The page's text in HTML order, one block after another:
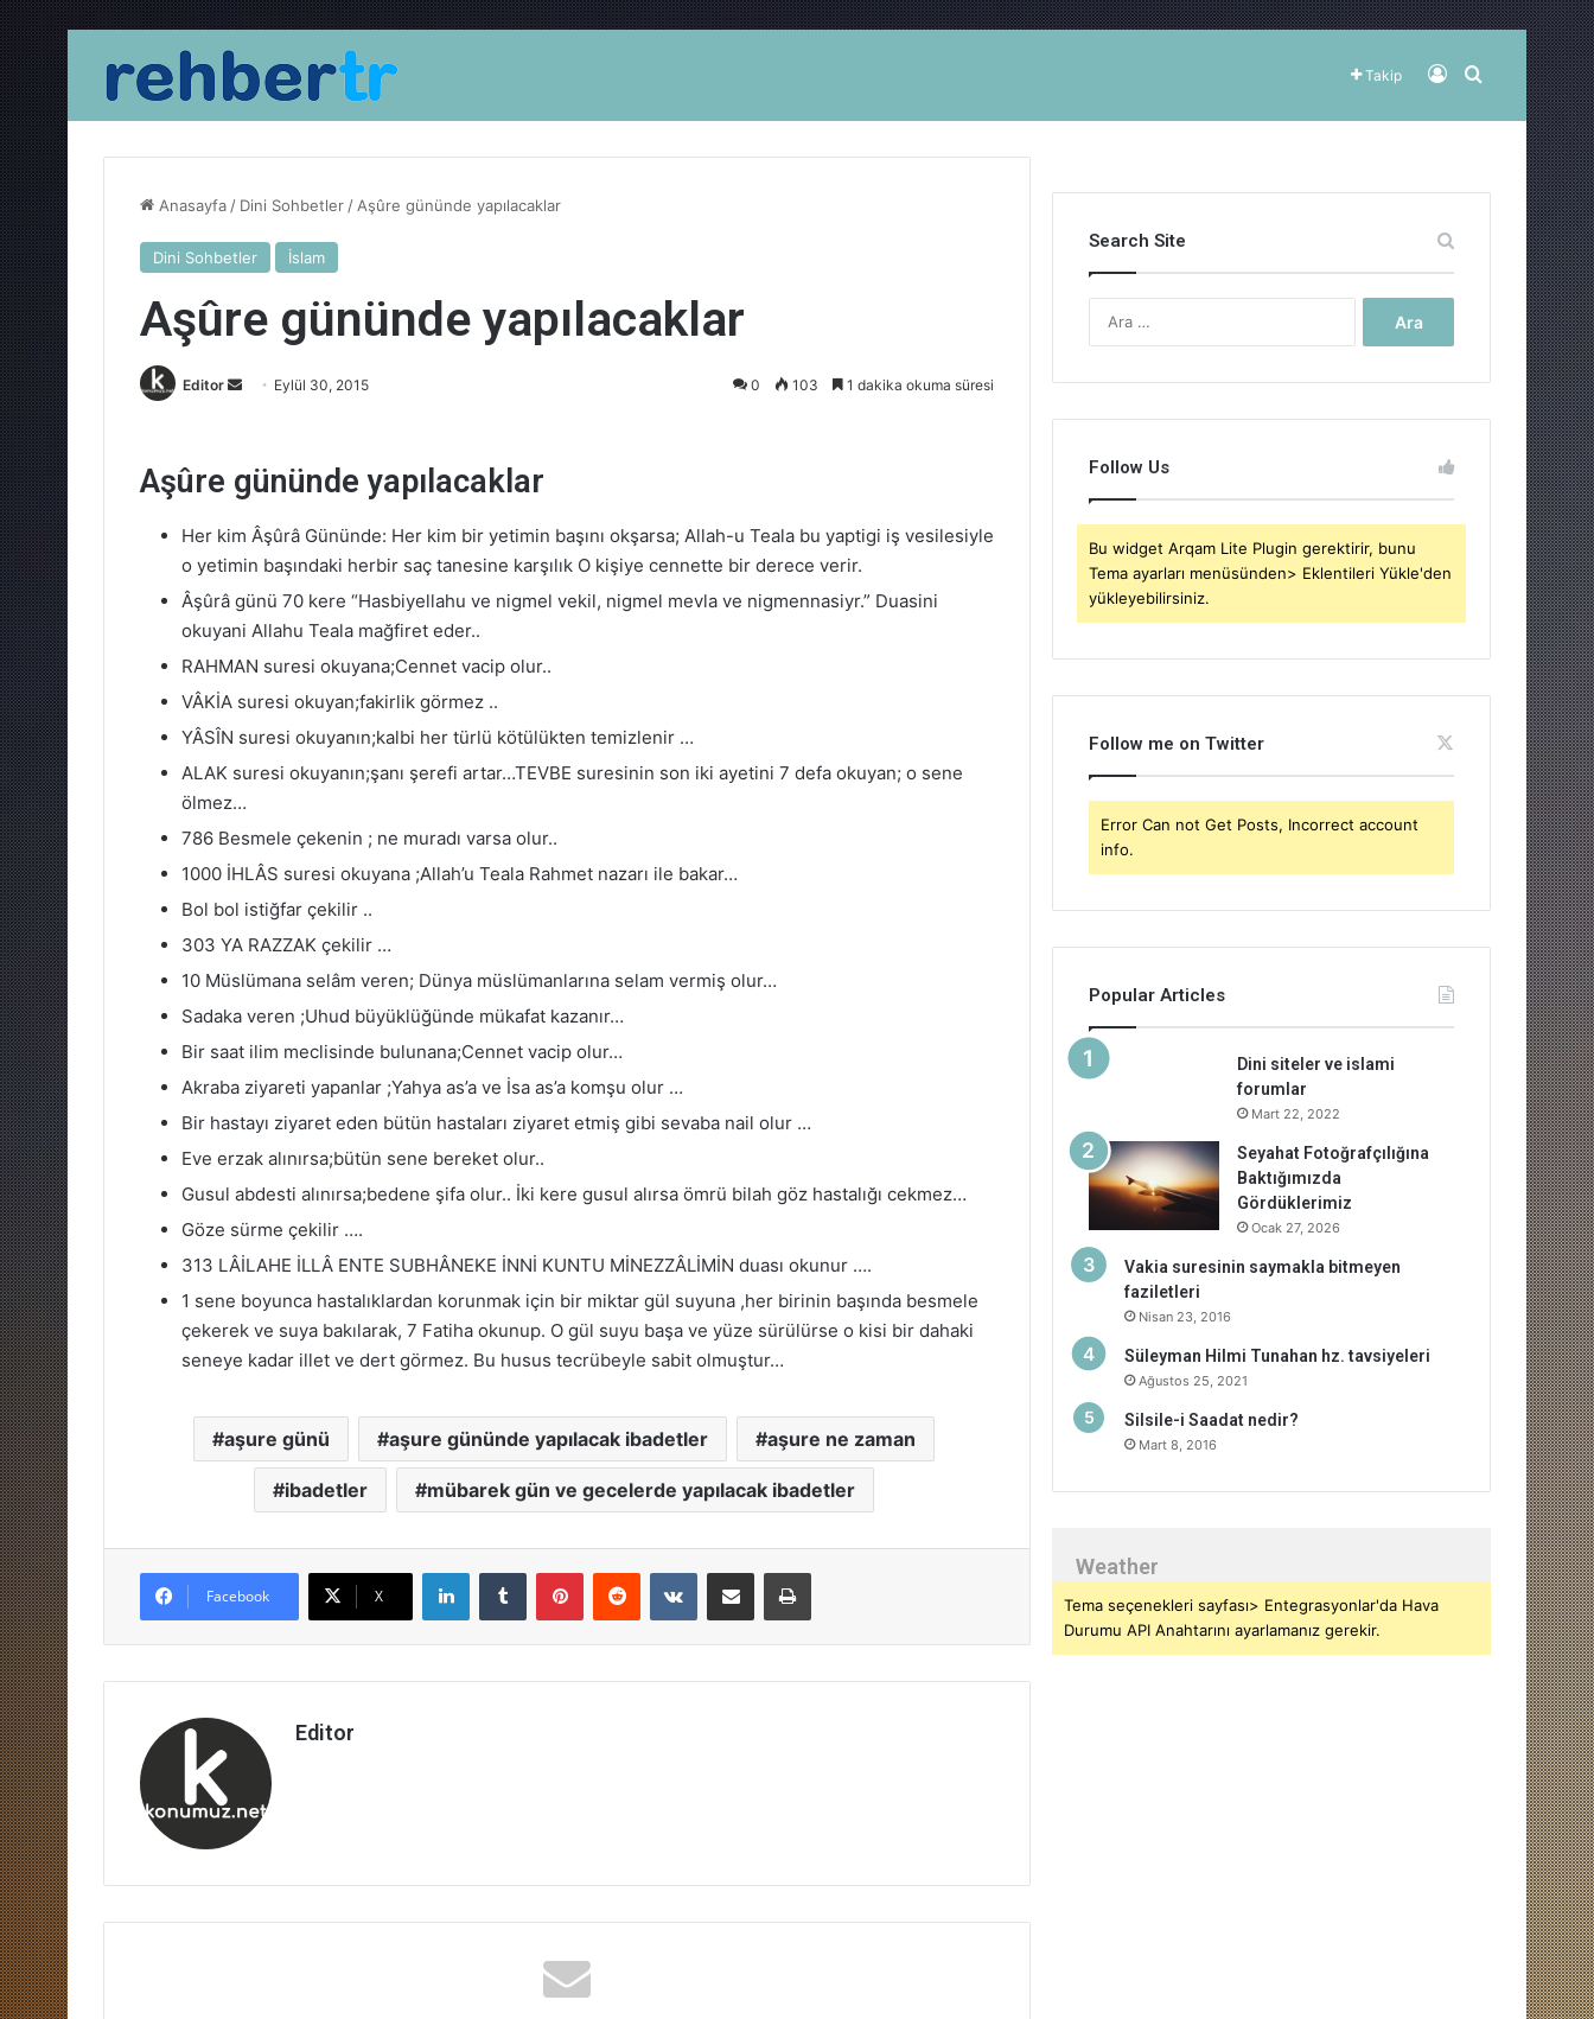
Takip Kayıt OlArama yap
Anasayfa / Dini Sohbetler / Aşûre gününde yapılacaklar
Dini Sohbetler İslam
Aşûre gününde yapılacaklar
Editor
Bir
göndermek
Eylül 30, 2015 0 103 1 dakika okuma süresi
Aşûre gününde yapılacaklar
Her kim Âşûrâ Gününde: Her kim bir yetimin başını okşarsa; Allah-u Teala bu yaptigi iş vesilesiyle
o yetimin başındaki herbir saç tanesine karşılık O kişiye cennette bir derece verir.
Âşûrâ günü 70 kere “Hasbiyellahu ve nigmel vekil, nigmel mevla ve nigmennasiyr.” Duasini
okuyani Allahu Teala mağfiret eder..
RAHMAN suresi okuyana;Cennet vacip olur..
VÂKİA suresi okuyan;fakirlik görmez ..
YÂSÎN suresi okuyanın;kalbi her türlü kötülükten temizlenir …
ALAK suresi okuyanın;şanı şerefi artar…TEVBE suresinin son iki ayetini 7 defa okuyan; o sene
ölmez…
786 Besmele çekenin ; ne muradı varsa olur..
1000 İHLÂS suresi okuyana ;Allah’u Teala Rahmet nazarı ile bakar…
Bol bol istiğfar çekilir ..
303 YA RAZZAK çekilir …
10 Müslümana selâm veren; Dünya müslümanlarına selam vermiş olur…
Sadaka veren ;Uhud büyüklüğünde mükafat kazanır…
Bir saat ilim meclisinde bulunana;Cennet vacip olur…
Akraba ziyareti yapanlar ;Yahya as’a ve İsa as’a komşu olur …
Bir hastayı ziyaret eden bütün hastaları ziyaret etmiş gibi sevaba nail olur …
Eve erzak alınırsa;bütün sene bereket olur..
Gusul abdesti alınırsa;bedene şifa olur.. İki kere gusul alırsa ömrü bilah göz hastalığı cekmez…
Göze sürme çekilir ….
313 LÂİLAHE İLLÂ ENTE SUBHÂNEKE İNNİ KUNTU MİNEZZÂLİMİN duası okunur ….
1 sene boyunca hastalıklardan korunmak için bir miktar gül suyuna ,her birinin başında besmele
çekerek ve suya bakılarak, 7 Fatiha okunup. O gül suyu başa ve yüze sürülürse o kisi bir dahaki
seneye kadar illet ve dert görmez. Bu husus tecrübeyle sabit olmuştur…
aşure günü aşure gününde yapılacak ibadetler aşure ne zaman
ibadetler mübarek gün ve gecelerde yapılacak ibadetler
Facebook X
LinkedInTumblr PinterestReddit VKontakteE-Posta ile paylaş Yazdır
Editor
Search Site
Follow Us
Bu widget Arqam Lite Plugin gerektirir, bunu
Tema ayarları menüsünden> Eklentileri Yükle'den
yükleyebilirsiniz.
Follow me on Twitter
Error Can not Get Posts, Incorrect account
info.
Popular Articles
Dini siteler ve islami
forumlar
Mart 22, 2022
Seyahat Fotoğrafçılığına
Baktığımızda
Gördüklerimiz
Ocak 27, 2026
Vakia suresinin saymakla bitmeyen
faziletleri
Nisan 23, 2016
Süleyman Hilmi Tunahan hz. tavsiyeleri
Ağustos 25, 2021
Silsile-i Saadat nedir?
Mart 8, 2016
Weather
Tema seçenekleri sayfası> Entegrasyonlar'da Hava
Durumu API Anahtarını ayarlamanız gerekir.